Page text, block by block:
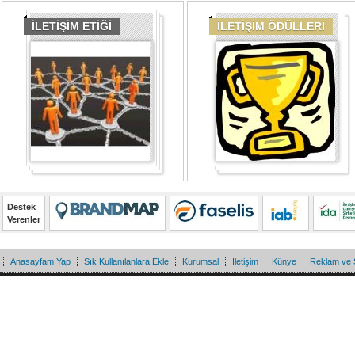
İLETİŞİM ETİĞİ İLETİŞİM ÖDÜLLERİ
Destek
Verenler
Anasayfam Yap Sık Kullanılanlara Ekle Kurumsal İletişim Künye Reklam ve